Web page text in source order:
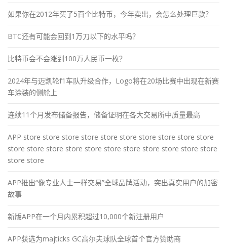
如果你在2012年买了5百个比特币，今年卖出，会怎么处理巨款？
BTC还有可能会回到1万刀以下的水平吗？
比特币会不会涨到100万人民币一枚？
2024年与迈凯轮f1车队升级合作，Logo将在20场比赛中出现在新赛
车涂装的侧舱上
连续11个月发布储备报告，储备证明在各大交易所中质量最高
APP store store store store store store store store store store
store store store store store store store store store store store
store store
APP推出“像专业人士一样交易”全球品牌活动，突出真实用户的加密
故事
新版APP在一个月内累积超过10,000个新注册用户
APP获选为majticks GC高尔夫球队全球首个官方赞助商